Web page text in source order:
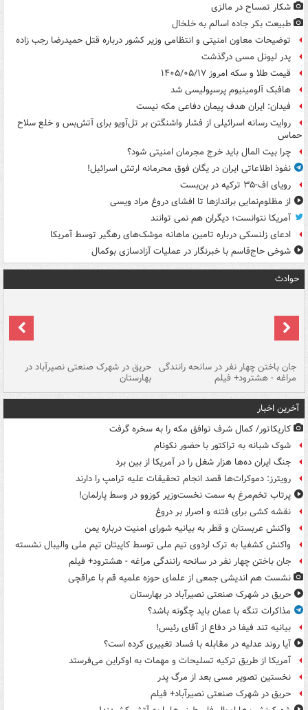
شکار تمساح در مالزی
طبیعت بکر جاده اسالم به خلخال
توضیحات معاون امنیتی و انتظامی وزیر کشور درباره قتل حمیدرضا رجب زاده
پدر لیونل مسی درگذشت
قیمت طلا و سکه امروز ۱۴۰۵/۰۵/۱۷
هافبک آلومینیوم پرسپولیسی شد
فیدان: ایران هدف پیمان دفاعی مکه نیست
روایت رسانه اسرائیلی از فشار واشنگتن بر تل‌آویو برای آتش‌بس و خلع سلاح
حماس
چرا بیت المال باید خرج مجرمان امنیتی شود؟
نفوذ اطلاعاتی ایران در یگان فوق محرمانه ارتش اسرائیل!
رویای اف-۳۵ ترکیه در بن‌بست
از مظلوم‌نمایی براندازها تا افشای دروغ مراد ویسی
آمریکا نتوانست؛ دیگران هم نمی توانند
ادعای زلنسکی درباره تامین ماهانه موشک‌های رهگیر توسط آمریکا
شوخی حاج‌قاسم با خبرنگار در عملیات آزادسازی بوکمال
حوادث
جان باختن چهار نفر در سانحه رانندگی
مراغه - هشترود+ فیلم
حریق در شهرک صنعتی نصیرآباد در
بهارستان
آخرین اخبار
کاریکاتور/ کمال شرف توافق مکه را به سخره گرفت
شوک شبانه به تراکتور با حضور نکونام
جنگ ایران ده‌ها هزار شغل را در آمریکا از بین برد
رویترز: دموکرات‌ها قصد انجام تحقیقات علیه ترامپ را دارند
پرتاب تخم‌مرغ به سمت نخست‌وزیر کوزوو در وسط پارلمان!
نقشه کشی برای فتنه و اصرار بر دروغ
واکنش عربستان و قطر به بیانیه شورای امنیت درباره یمن
واکنش کشفیا به ترک اردوی تیم ملی توسط کاپیتان تیم ملی والیبال نشسته
جان باختن چهار نفر در سانحه رانندگی مراغه - هشترود+ فیلم
نشست هم اندیشی جمعی از علمای حوزه علمیه قم با عراقچی
حریق در شهرک صنعتی نصیرآباد در بهارستان
مذاکرات تنگه با عمان باید چگونه باشد؟
بیانیه تند فیفا در دفاع از آقای رئیس!
آیا روند عدلیه در مقابله با فساد تغییری کرده است؟
آمریکا از طریق ترکیه تسلیحات و مهمات به اوکراین می‌فرستد
نخستین تصویر مسی بعد از مرگ پدر
حریق در شهرک صنعتی نصیرآباد+ فیلم